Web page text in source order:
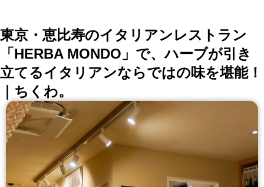
東京・恵比寿のイタリアンレストラン
「HERBA MONDO」で、ハーブが引き
立てるイタリアンならではの味を堪能！
｜ちくわ。